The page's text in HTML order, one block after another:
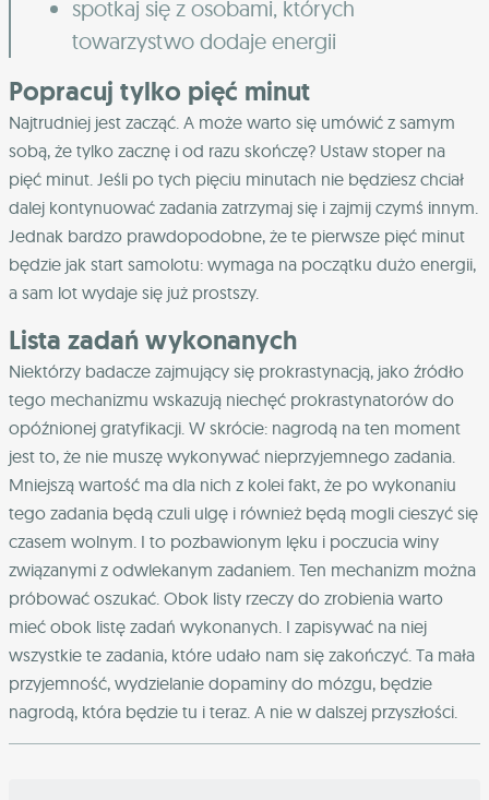
spotkaj się z osobami, których
towarzystwo dodaje energii
Popracuj tylko pięć minut
Najtrudniej jest zacząć. A może warto się umówić z samym
sobą, że tylko zacznę i od razu skończę? Ustaw stoper na
pięć minut. Jeśli po tych pięciu minutach nie będziesz chciał
dalej kontynuować zadania zatrzymaj się i zajmij czymś innym.
Jednak bardzo prawdopodobne, że te pierwsze pięć minut
będzie jak start samolotu: wymaga na początku dużo energii,
a sam lot wydaje się już prostszy.
Lista zadań wykonanych
Niektórzy badacze zajmujący się prokrastynacją, jako źródło
tego mechanizmu wskazują niechęć prokrastynatorów do
opóźnionej gratyfikacji. W skrócie: nagrodą na ten moment
jest to, że nie muszę wykonywać nieprzyjemnego zadania.
Mniejszą wartość ma dla nich z kolei fakt, że po wykonaniu
tego zadania będą czuli ulgę i również będą mogli cieszyć się
czasem wolnym. I to pozbawionym lęku i poczucia winy
związanymi z odwlekanym zadaniem. Ten mechanizm można
próbować oszukać. Obok listy rzeczy do zrobienia warto
mieć obok listę zadań wykonanych. I zapisywać na niej
wszystkie te zadania, które udało nam się zakończyć. Ta mała
przyjemność, wydzielanie dopaminy do mózgu, będzie
nagrodą, która będzie tu i teraz. A nie w dalszej przyszłości.